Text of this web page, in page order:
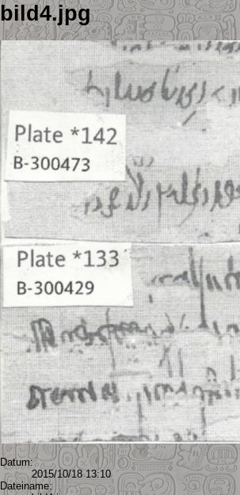
bild4.jpg
Datum:
2015/10/18 13:10
Dateiname: